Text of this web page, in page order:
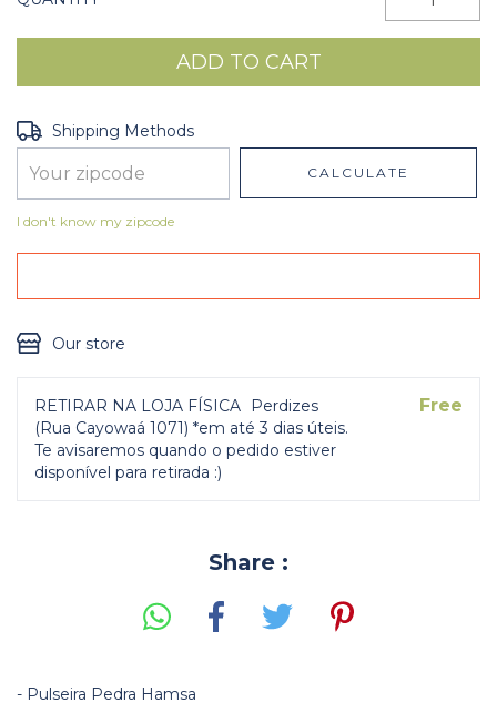
Shipping for zipcode:
Shipping Methods
CALCULATE
I don't know my zipcode
Our store
RETIRAR NA LOJA FÍSICA
Perdizes
(Rua Cayowaá 1071) *em até 3 dias úteis.
Te avisaremos quando o pedido estiver
disponível para retirada :)
Free
Share :
- Pulseira Pedra Hamsa